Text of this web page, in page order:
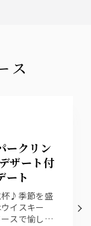
ス
ークリン
ザート付
ト
杯♪季節を盛
イスキー
スで愉しむ